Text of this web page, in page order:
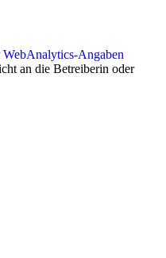
Angaben
an die Betreiberin oder